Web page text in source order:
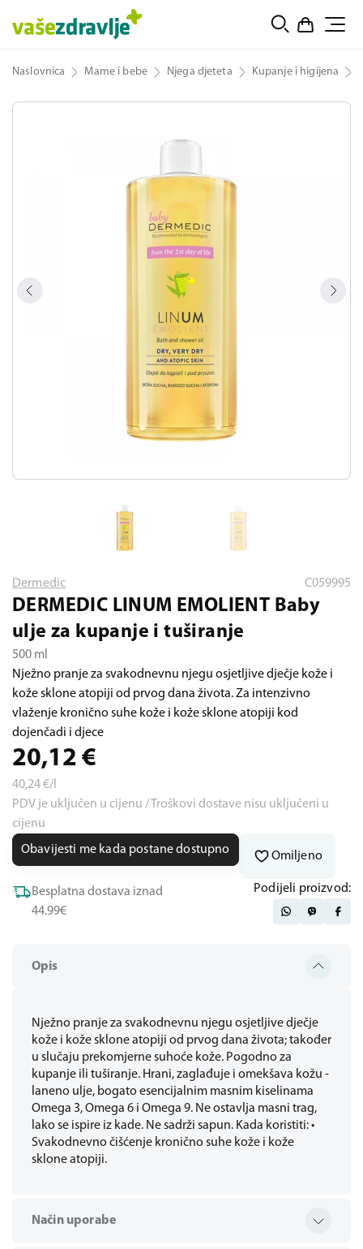
Naslovnica Mame i bebe Njega djeteta Kupanje i higijena
Opis
Nježno pranje za svakodnevnu njegu osjetljive dječje
kože i kože sklone atopiji od prvog dana života; također
u slučaju prekomjerne suhoće kože. Pogodno za
kupanje ili tuširanje. Hrani, zaglađuje i omekšava kožu -
laneno ulje, bogato esencijalnim masnim kiselinama
Omega 3, Omega 6 i Omega 9. Ne ostavlja masni trag,
lako se ispire iz kade. Ne sadrži sapun. Kada koristiti: •
Svakodnevno čišćenje kronično suhe kože i kože
sklone atopiji.
Način uporabe
Dermedic C059995
DERMEDIC LINUM EMOLIENT Baby
ulje za kupanje i tuširanje
500 ml
Nježno pranje za svakodnevnu njegu osjetljive dječje kože i
kože sklone atopiji od prvog dana života. Za intenzivno
vlaženje kronično suhe kože i kože sklone atopiji kod
dojenčadi i djece
20,12 €
40,24€/l
PDV je uključen u cijenu / Troškovi dostave nisu uključeni u
cijenu
Obavijesti me kada postane dostupno
Omiljeno
Besplatna dostava iznad
44.99€
Podijeli proizvod: